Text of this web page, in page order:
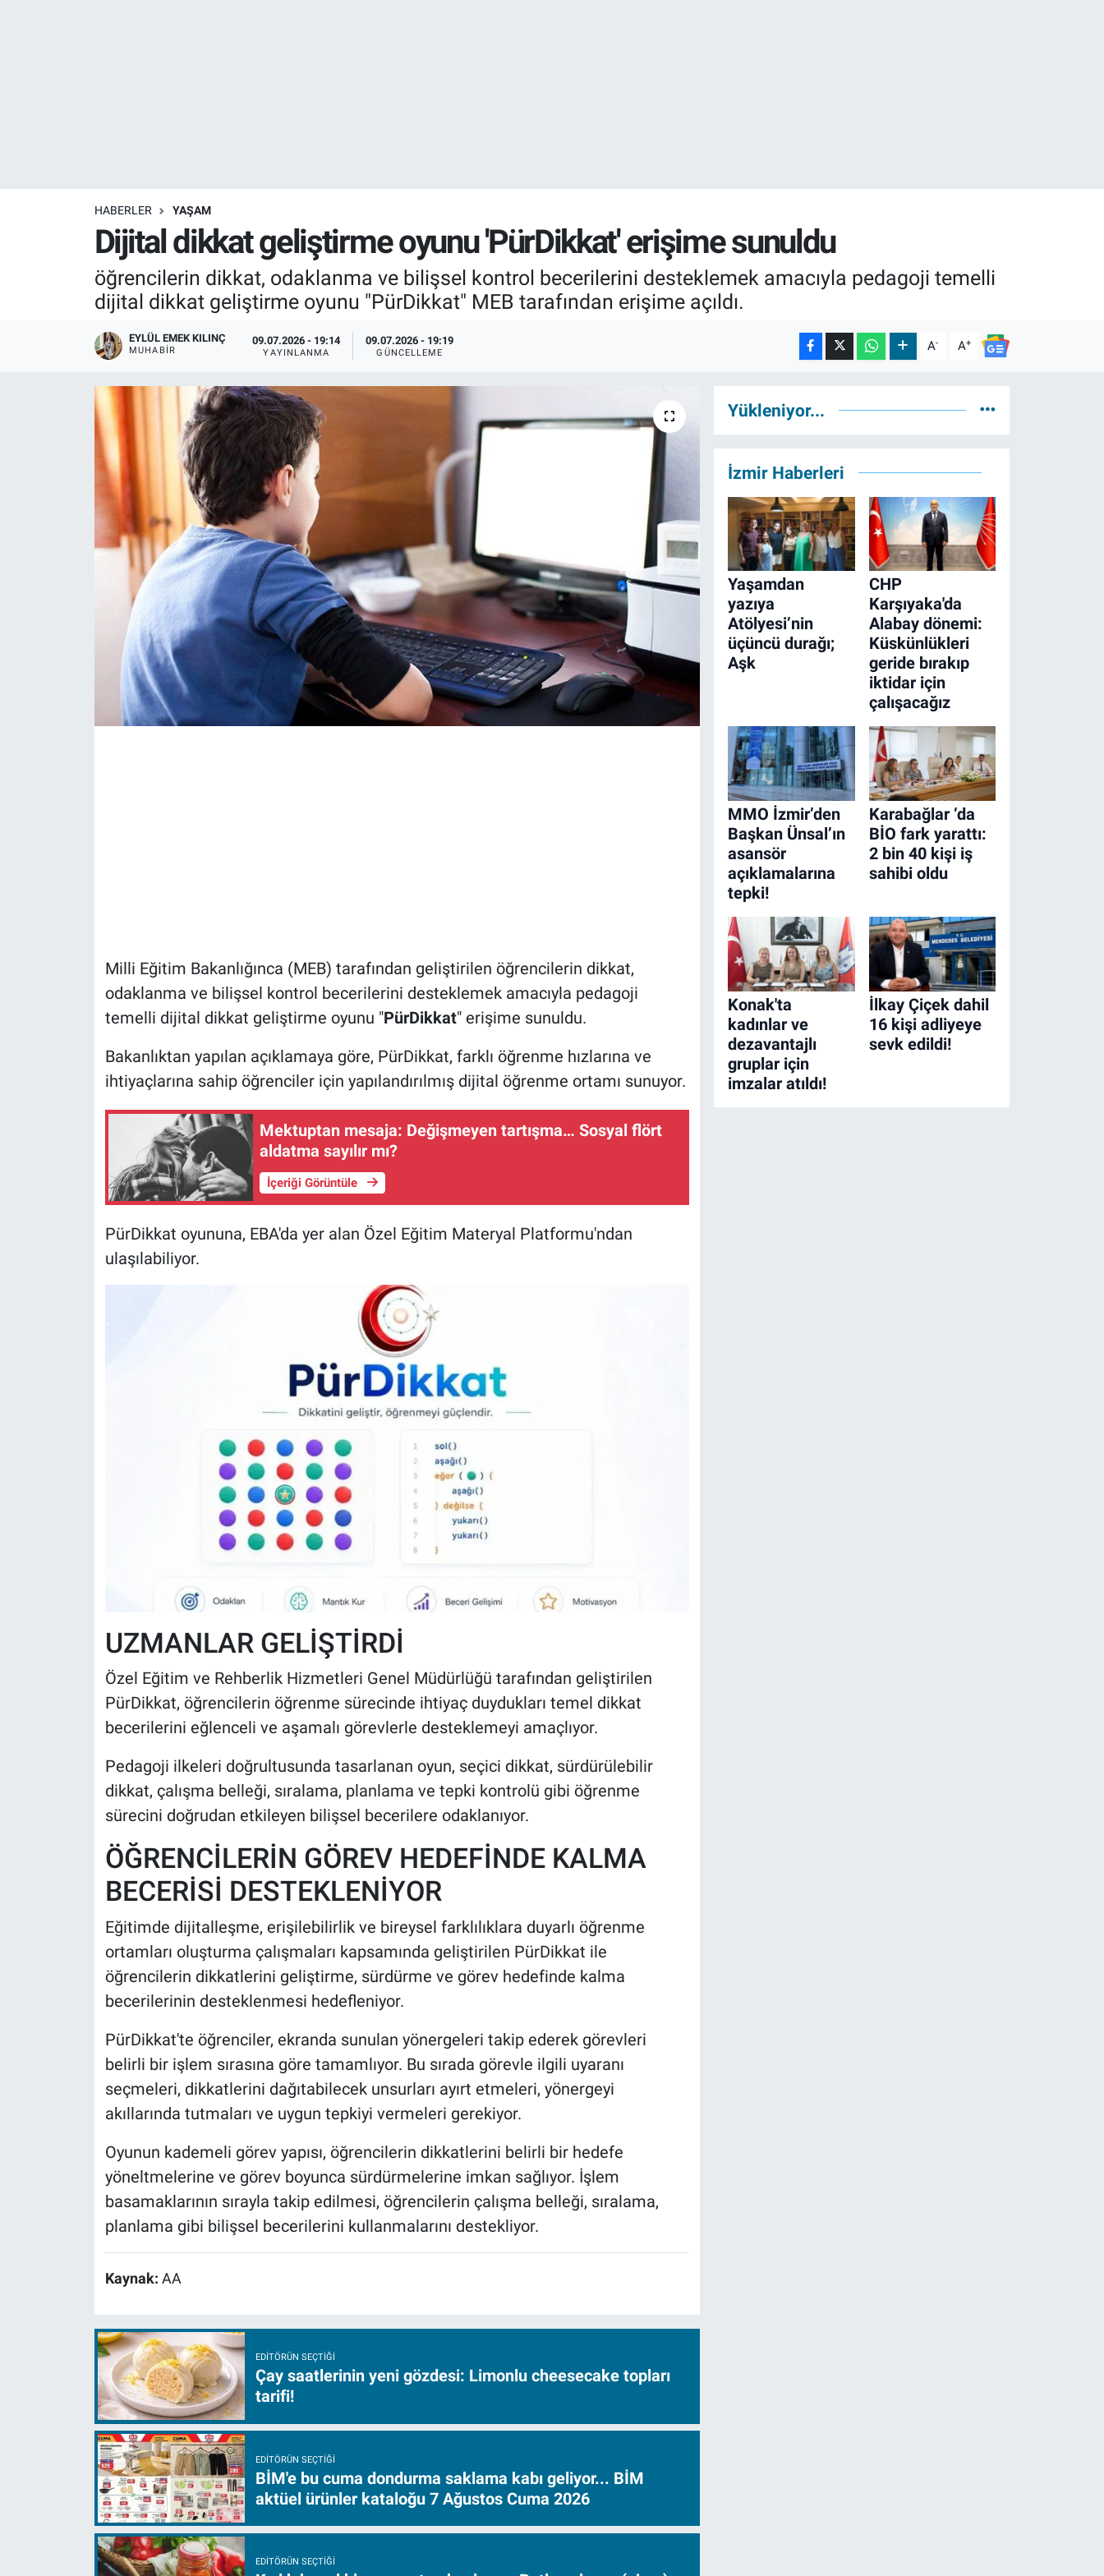
HABERLER YAŞAM
Dijital dikkat geliştirme oyunu 'PürDikkat' erişime sunuldu
öğrencilerin dikkat, odaklanma ve bilişsel kontrol becerilerini desteklemek amacıyla pedagoji temelli
dijital dikkat geliştirme oyunu "PürDikkat" MEB tarafından erişime açıldı.
EYLÜL EMEK KILINÇ
MUHABIR
09.07.2026 - 19:14
YAYINLANMA
09.07.2026 - 19:19
GÜNCELLEME A- A+
Milli Eğitim Bakanlığınca (MEB) tarafından geliştirilen öğrencilerin dikkat,
odaklanma ve bilişsel kontrol becerilerini desteklemek amacıyla pedagoji
temelli dijital dikkat geliştirme oyunu "PürDikkat" erişime sunuldu.
Bakanlıktan yapılan açıklamaya göre, PürDikkat, farklı öğrenme hızlarına ve
ihtiyaçlarına sahip öğrenciler için yapılandırılmış dijital öğrenme ortamı sunuyor.
Mektuptan mesaja: Değişmeyen tartışma… Sosyal flört
aldatma sayılır mı?
İçeriği Görüntüle
PürDikkat oyununa, EBA'da yer alan Özel Eğitim Materyal Platformu'ndan
ulaşılabiliyor.
UZMANLAR GELİŞTİRDİ
Özel Eğitim ve Rehberlik Hizmetleri Genel Müdürlüğü tarafından geliştirilen
PürDikkat, öğrencilerin öğrenme sürecinde ihtiyaç duydukları temel dikkat
becerilerini eğlenceli ve aşamalı görevlerle desteklemeyi amaçlıyor.
Pedagoji ilkeleri doğrultusunda tasarlanan oyun, seçici dikkat, sürdürülebilir
dikkat, çalışma belleği, sıralama, planlama ve tepki kontrolü gibi öğrenme
sürecini doğrudan etkileyen bilişsel becerilere odaklanıyor.
ÖĞRENCİLERİN GÖREV HEDEFİNDE KALMA
BECERİSİ DESTEKLENİYOR
Eğitimde dijitalleşme, erişilebilirlik ve bireysel farklılıklara duyarlı öğrenme
ortamları oluşturma çalışmaları kapsamında geliştirilen PürDikkat ile
öğrencilerin dikkatlerini geliştirme, sürdürme ve görev hedefinde kalma
becerilerinin desteklenmesi hedefleniyor.
PürDikkat'te öğrenciler, ekranda sunulan yönergeleri takip ederek görevleri
belirli bir işlem sırasına göre tamamlıyor. Bu sırada görevle ilgili uyaranı
seçmeleri, dikkatlerini dağıtabilecek unsurları ayırt etmeleri, yönergeyi
akıllarında tutmaları ve uygun tepkiyi vermeleri gerekiyor.
Oyunun kademeli görev yapısı, öğrencilerin dikkatlerini belirli bir hedefe
yöneltmelerine ve görev boyunca sürdürmelerine imkan sağlıyor. İşlem
basamaklarının sırayla takip edilmesi, öğrencilerin çalışma belleği, sıralama,
planlama gibi bilişsel becerilerini kullanmalarını destekliyor.
Kaynak: AA
EDITÖRÜN SEÇTIĞI
Çay saatlerinin yeni gözdesi: Limonlu cheesecake topları
tarifi!
EDITÖRÜN SEÇTIĞI
BİM'e bu cuma dondurma saklama kabı geliyor... BİM
aktüel ürünler kataloğu 7 Ağustos Cuma 2026
EDITÖRÜN SEÇTIĞI
Yükleniyor...
İzmir Haberleri
Yaşamdan
yazıya
Atölyesi’nin
üçüncü durağı;
Aşk
CHP
Karşıyaka'da
Alabay dönemi:
Küskünlükleri
geride bırakıp
iktidar için
çalışacağız
MMO İzmir’den
Başkan Ünsal’ın
asansör
açıklamalarına
tepki!
Karabağlar ‘da
BİO fark yarattı:
2 bin 40 kişi iş
sahibi oldu
Konak'ta
kadınlar ve
dezavantajlı
gruplar için
imzalar atıldı!
İlkay Çiçek dahil
16 kişi adliyeye
sevk edildi!